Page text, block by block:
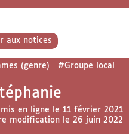
aux notices
(genre)
#Groupe local
en ligne le 11 février 2021
modification le 26 juin 2022